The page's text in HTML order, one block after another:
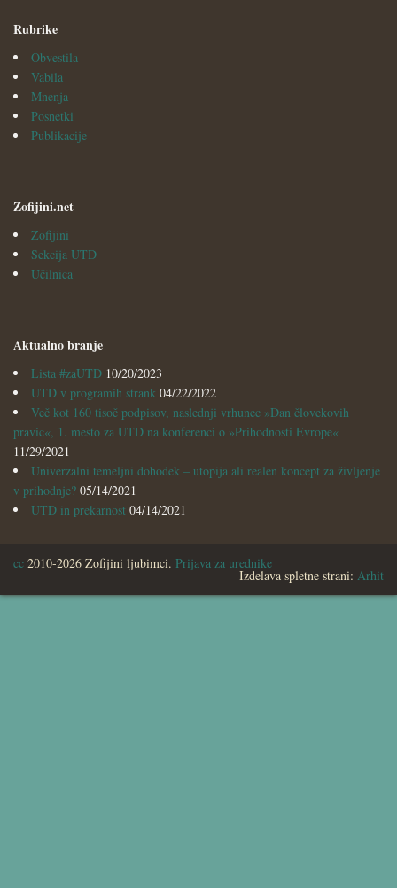
Rubrike
Obvestila
Vabila
Mnenja
Posnetki
Publikacije
Zofijini.net
Zofijini
Sekcija UTD
Učilnica
Aktualno branje
Lista #zaUTD 10/20/2023
UTD v programih strank 04/22/2022
Več kot 160 tisoč podpisov, naslednji vrhunec »Dan človekovih
pravic«, 1. mesto za UTD na konferenci o »Prihodnosti Evrope«
11/29/2021
Univerzalni temeljni dohodek – utopija ali realen koncept za življenje
v prihodnje? 05/14/2021
UTD in prekarnost 04/14/2021
cc 2010-2026 Zofijini ljubimci. Prijava za urednike
Izdelava spletne strani: Arhit